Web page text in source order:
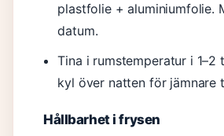
plastfolie + aluminiumfolie.
datum.
Tina i rumstemperatur i 1–2
kyl över natten för jämnare
Hållbarhet i frysen